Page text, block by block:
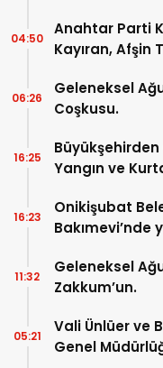
Anahtar Parti
Kayıran, Afşin
04:50
Geleneksel
Coşkusu.
06:26
Yangın ve
16:25
Onikişubat
Bakımevi’nde
16:23
Geleneksel
Zakkum’un.
11:32
Vali Ünlüer ve
Genel
05:21